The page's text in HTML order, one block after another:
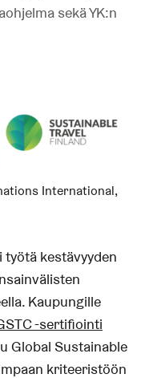
sekä YK:n
International,
kestävyyden
Kaupungille
-sertifiointi
Global Sustainable
kriteeristöön